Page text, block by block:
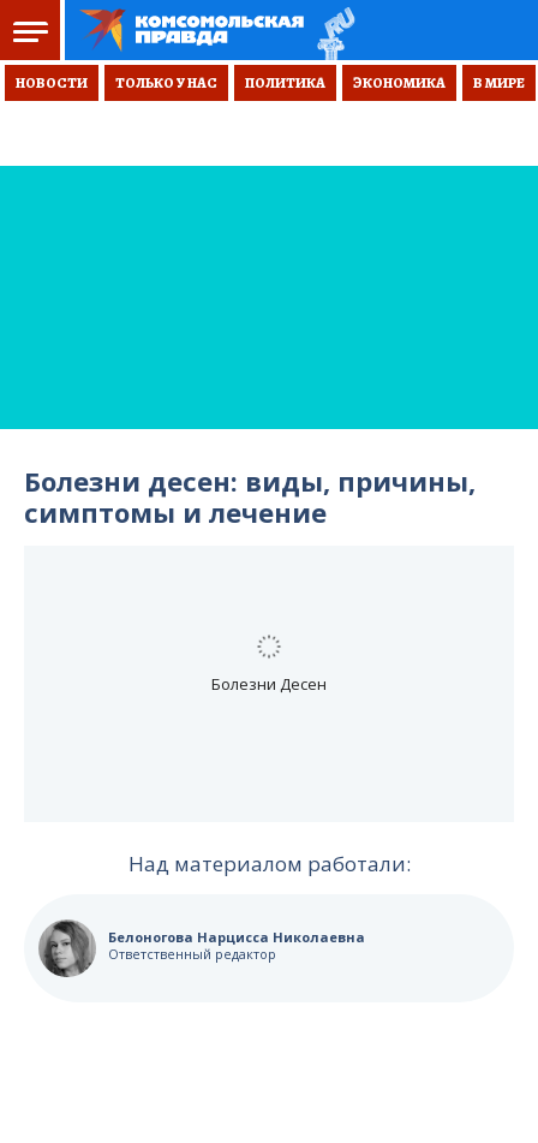
НОВОСТИ ТОЛЬКО У НАС ПОЛИТИКА ЭКОНОМИКА В МИРЕ
Болезни десен: виды, причины,
симптомы и лечение
Над материалом работали:
Белоногова Нарцисса Николаевна
Ответственный редактор